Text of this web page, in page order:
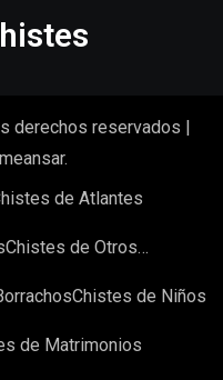
derechos reservados
.
de Atlantes
Chistes de Otros…
Chistes de Niños
de Matrimonios